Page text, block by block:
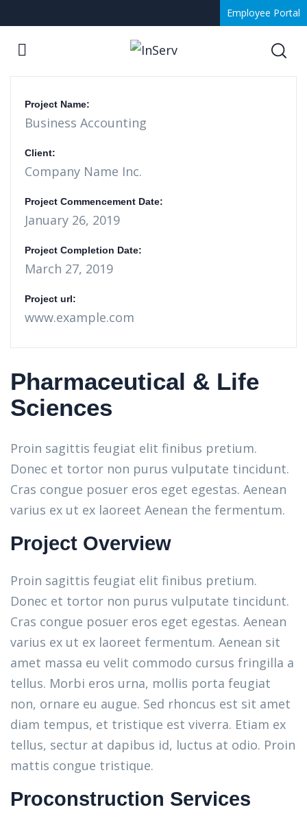
Employee Portal
Project Name:
Business Accounting
Client:
Company Name Inc.
Project Commencement Date:
January 26, 2019
Project Completion Date:
March 27, 2019
Project url:
www.example.com
Pharmaceutical & Life
Sciences
Proin sagittis feugiat elit finibus pretium.
Donec et tortor non purus vulputate tincidunt.
Cras congue posuer eros eget egestas. Aenean
varius ex ut ex laoreet Aenean the fermentum.
Project Overview
Proin sagittis feugiat elit finibus pretium.
Donec et tortor non purus vulputate tincidunt.
Cras congue posuer eros eget egestas. Aenean
varius ex ut ex laoreet fermentum. Aenean sit
amet massa eu velit commodo cursus fringilla a
tellus. Morbi eros urna, mollis porta feugiat
non, ornare eu augue. Sed rhoncus est sit amet
diam tempus, et tristique est viverra. Etiam ex
tellus, sectur at dapibus id, luctus at odio. Proin
mattis congue tristique.
Proconstruction Services